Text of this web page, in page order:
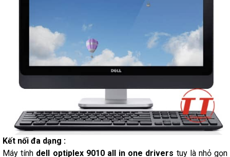
Kết nối đa dạng :
Máy tính dell optiplex 9010 all in one drivers tuy là nhỏ gọn